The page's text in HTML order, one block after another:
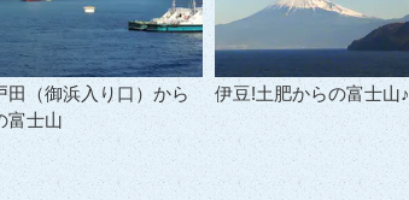
田（御浜入り口）から
富士山
伊豆!土肥からの富士山♪